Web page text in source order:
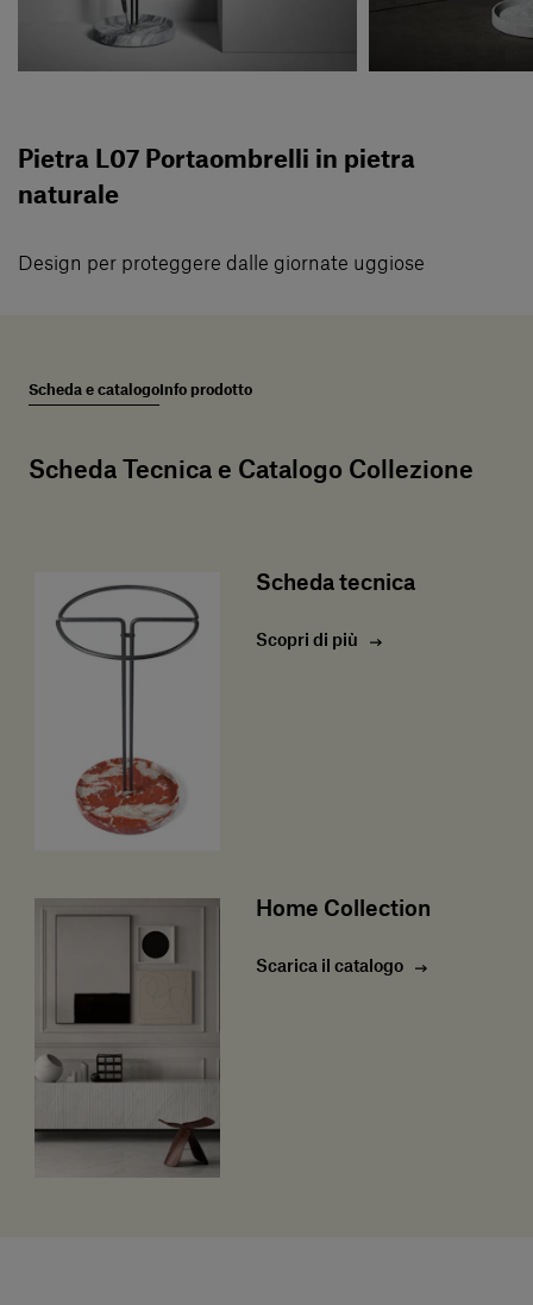
Pietra L07 Portaombrelli in pietra
naturale
Design per proteggere dalle giornate uggiose
Scheda e catalogo Info prodotto
Scheda Tecnica e Catalogo Collezione
Scheda tecnica
Scopri di più
Home Collection
Scarica il catalogo